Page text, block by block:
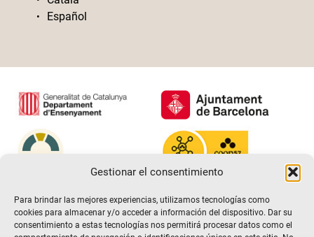
Gestionar el consentimiento
Para brindar las mejores experiencias, utilizamos tecnologías como
cookies para almacenar y/o acceder a información del dispositivo. Dar su
consentimiento a estas tecnologías nos permitirá procesar datos como el
Español